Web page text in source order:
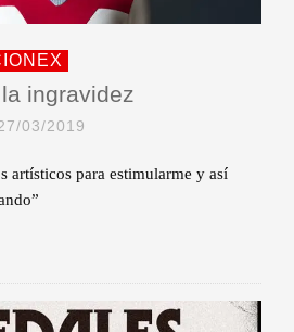
ingravidez
03/2019
artísticos para estimularme y así